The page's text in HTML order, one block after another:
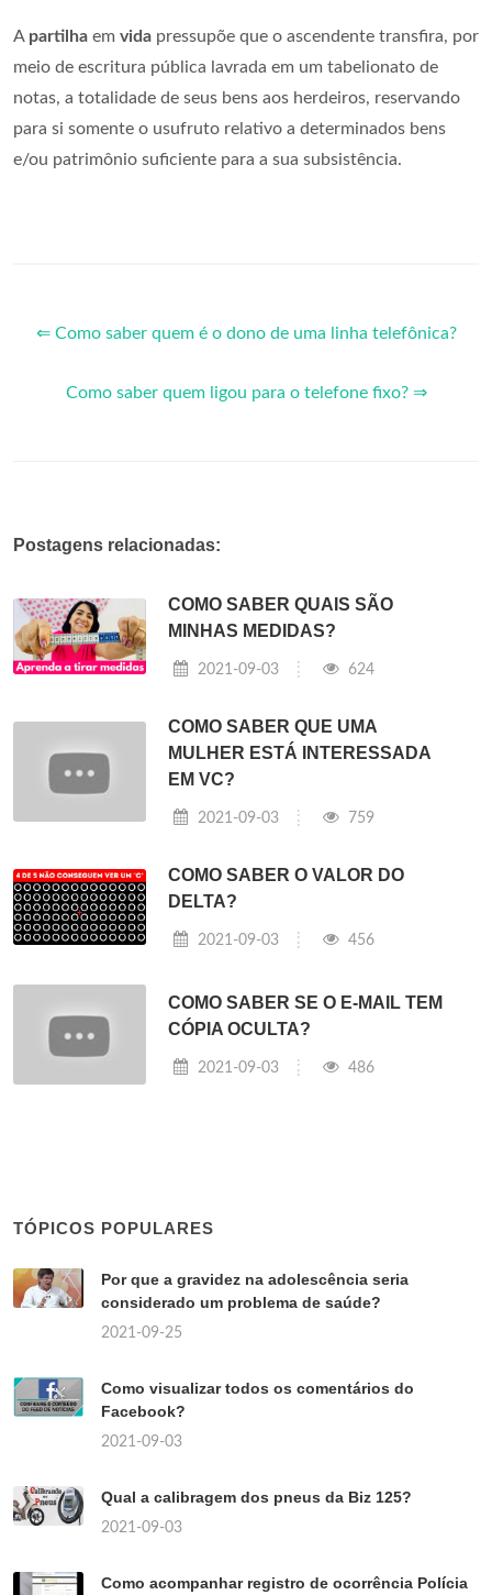
A partilha em vida pressupõe que o ascendente transfira, por
meio de escritura pública lavrada em um tabelionato de
notas, a totalidade de seus bens aos herdeiros, reservando
para si somente o usufruto relativo a determinados bens
e/ou patrimônio suficiente para a sua subsistência.
⇐ Como saber quem é o dono de uma linha telefônica?
Como saber quem ligou para o telefone fixo? ⇒
Postagens relacionadas:
COMO SABER QUAIS SÃO
MINHAS MEDIDAS?
2021-09-03 624
COMO SABER QUE UMA
MULHER ESTÁ INTERESSADA
EM VC?
2021-09-03 759
COMO SABER O VALOR DO
DELTA?
2021-09-03 456
COMO SABER SE O E-MAIL TEM
CÓPIA OCULTA?
2021-09-03 486
TÓPICOS POPULARES
Por que a gravidez na adolescência seria
considerado um problema de saúde?
2021-09-25
Como visualizar todos os comentários do
Facebook?
2021-09-03
Qual a calibragem dos pneus da Biz 125?
2021-09-03
Como acompanhar registro de ocorrência Polícia